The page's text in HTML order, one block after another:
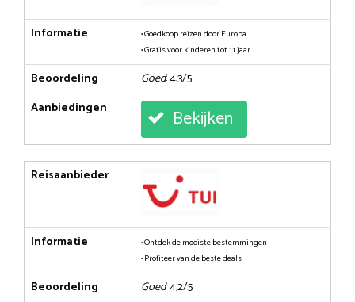
Informatie
• Goedkoop reizen door Europa
• Gratis voor kinderen tot 11 jaar
Beoordeling Goed: 4,3/5
Aanbiedingen
Bekijken
Reisaanbieder
Informatie
• Ontdek de mooiste bestemmingen
• Profiteer van de beste deals
Beoordeling Goed: 4,2/5